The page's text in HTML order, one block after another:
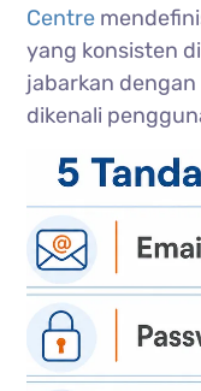
Centre
yang konsisten
jabarkan
dikenali